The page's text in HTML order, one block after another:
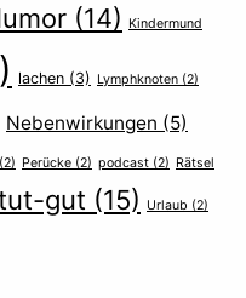
(14) Kindermund
lachen (3) Lymphknoten (2)
Nebenwirkungen (5)
(2) Perücke (2) podcast (2) Rätsel
gut (15) Urlaub (2)